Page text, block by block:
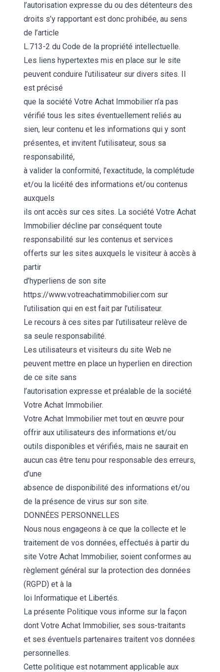
l’autorisation expresse du ou des détenteurs des
droits s’y rapportant est donc prohibée, au sens
de l’article
L.713-2 du Code de la propriété intellectuelle.
Les liens hypertextes mis en place sur le site
peuvent conduire l’utilisateur sur divers sites. Il
est précisé
que la société Votre Achat Immobilier n’a pas
vérifié tous les sites éventuellement reliés au
sien, leur contenu et les informations qui y sont
présentes, et invitent l’utilisateur, sous sa
responsabilité,
à valider la conformité, l’exactitude, la complétude
et/ou la licéité des informations et/ou contenus
auxquels
ils ont accès sur ces sites. La société Votre Achat
Immobilier décline par conséquent toute
responsabilité sur les contenus et services
offerts sur les sites auxquels le visiteur à accès à
partir
d’hyperliens de son site
https://www.votreachatimmobilier.com sur
l’utilisation qui en est fait par l’utilisateur.
Le recours à ces sites par l’utilisateur relève de
sa seule responsabilité.
Les utilisateurs et visiteurs du site Web ne
peuvent mettre en place un hyperlien en direction
de ce site sans
l’autorisation expresse et préalable de la société
Votre Achat Immobilier.
Votre Achat Immobilier met tout en œuvre pour
offrir aux utilisateurs des informations et/ou
outils disponibles et vérifiés, mais ne saurait en
aucun cas être tenu pour responsable des erreurs,
d’une
absence de disponibilité des informations et/ou
de la présence de virus sur son site.
DONNÉES PERSONNELLES
Nous nous engageons à ce que la collecte et le
traitement de vos données, effectués à partir du
site Votre Achat Immobilier, soient conformes au
règlement général sur la protection des données
(RGPD) et à la
loi Informatique et Libertés.
La présente Politique vous informe sur la façon
dont Votre Achat Immobilier, ses sous-traitants
et ses éventuels partenaires traitent vos données
personnelles.
Cette politique est notamment applicable aux